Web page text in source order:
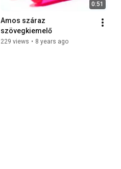
0:51
Amos száraz
szövegkiemelő
229 views • 8 years ago